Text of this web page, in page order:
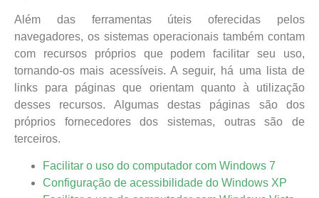
Além das ferramentas úteis oferecidas pelos
navegadores, os sistemas operacionais também contam
com recursos próprios que podem facilitar seu uso,
tornando-os mais acessíveis. A seguir, há uma lista de
links para páginas que orientam quanto à utilização
desses recursos. Algumas destas páginas são dos
próprios fornecedores dos sistemas, outras são de
terceiros.
Facilitar o uso do computador com Windows 7
Configuração de acessibilidade do Windows XP